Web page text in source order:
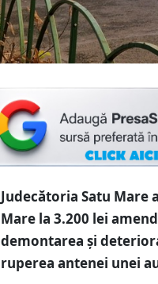
Judecătoria Satu
Mare la 3.200 lei
demontarea și
ruperea antenei unei